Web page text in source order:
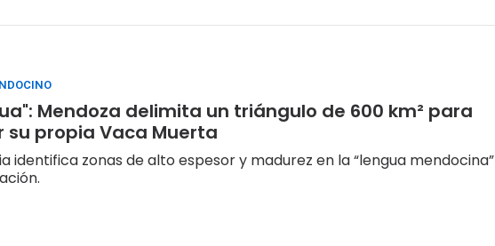
Mendoza delimita un triángulo de 600 km² para
su propia Vaca Muerta
identifica zonas de alto espesor y madurez en la “lengua mendocina”